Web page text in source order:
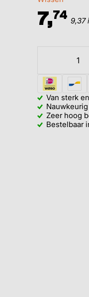
7,74 9,37
Van sterk
Zeer hoog
Bestelbaar